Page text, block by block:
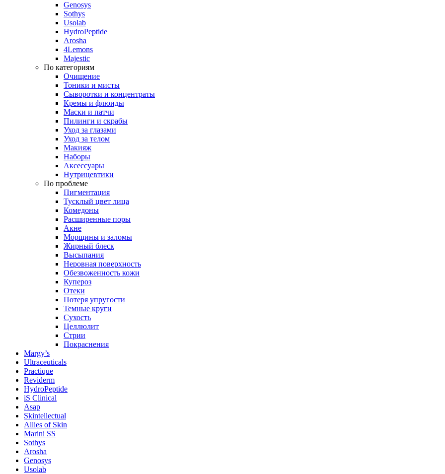
Genosys
Sothys
Usolab
HydroPeptide
Arosha
4Lemons
Majestic
По категориям
Очищение
Тоники и мисты
Сыворотки и концентраты
Кремы и флюиды
Маски и патчи
Пилинги и скрабы
Уход за глазами
Уход за телом
Макияж
Наборы
Аксессуары
Нутрицевтики
По проблеме
Пигментация
Тусклый цвет лица
Комедоны
Расширенные поры
Акне
Морщины и заломы
Жирный блеск
Высыпания
Неровная поверхность
Обезвоженность кожи
Купероз
Отеки
Потеря упругости
Темные круги
Сухость
Целлюлит
Стрии
Покраснения
Margy’s
Ultraceuticals
Practique
Reviderm
HydroPeptide
iS Clinical
Asap
Skintellectual
Allies of Skin
Marini SS
Sothys
Arosha
Genosys
Usolab